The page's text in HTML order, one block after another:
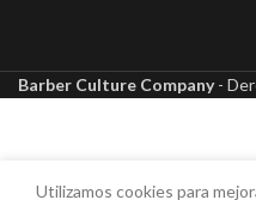
Barber Culture Company-
Utilizamos cookies para